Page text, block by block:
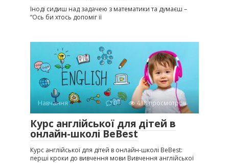
Іноді сидиш над задачею з математики та думаєш –
“Ось би хтось допоміг її
Навчання 0 438 просмотров
Курс англійської для дітей в
онлайн-школі BeBest
Курс англійської для дітей в онлайн-школі BeBest:
перші кроки до вивчення мови Вивчення англійської